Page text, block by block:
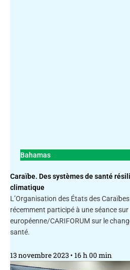
Bahamas
Caraïbe. Des systèmes de santé
climatique
L’Organisation des États des
récemment participé à une séance sur
européenne/CARIFORUM sur le
santé.
13 novembre 2023 16 h 00 min